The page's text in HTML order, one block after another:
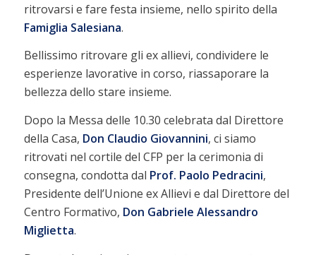
ritrovarsi e fare festa insieme, nello spirito della
Famiglia Salesiana.
Bellissimo ritrovare gli ex allievi, condividere le
esperienze lavorative in corso, riassaporare la
bellezza dello stare insieme.
Dopo la Messa delle 10.30 celebrata dal Direttore
della Casa, Don Claudio Giovannini, ci siamo
ritrovati nel cortile del CFP per la cerimonia di
consegna, condotta dal Prof. Paolo Pedracini,
Presidente dell’Unione ex Allievi e dal Direttore del
Centro Formativo, Don Gabriele Alessandro
Miglietta.